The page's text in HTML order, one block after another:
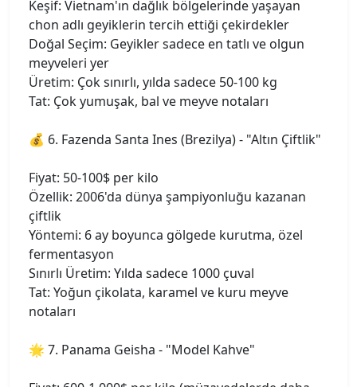
Keşif: Vietnam'ın dağlık bölgelerinde yaşayan
chon adlı geyiklerin tercih ettiği çekirdekler
Doğal Seçim: Geyikler sadece en tatlı ve olgun
meyveleri yer
Üretim: Çok sınırlı, yılda sadece 50-100 kg
Tat: Çok yumuşak, bal ve meyve notaları
💰 6. Fazenda Santa Ines (Brezilya) - "Altın Çiftlik"
Fiyat: 50-100$ per kilo
Özellik: 2006'da dünya şampiyonluğu kazanan
çiftlik
Yöntemi: 6 ay boyunca gölgede kurutma, özel
fermentasyon
Sınırlı Üretim: Yılda sadece 1000 çuval
Tat: Yoğun çikolata, karamel ve kuru meyve
notaları
🌟 7. Panama Geisha - "Model Kahve"